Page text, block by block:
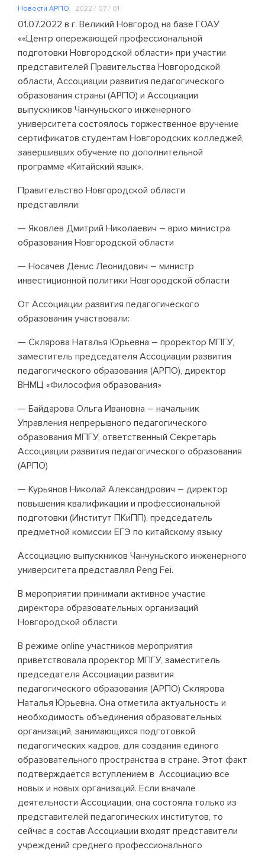
Новости АРПО 2022 / 07 / 01
01.07.2022 в г. Великий Новгород на базе ГОАУ
««Центр опережающей профессиональной
подготовки Новгородской области» при участии
представителей Правительства Новгородской
области, Ассоциации развития педагогического
образования страны (АРПО) и Ассоциации
выпускников Чанчуньского инженерного
университета состоялось торжественное вручение
сертификатов студентам Новгородских колледжей,
завершивших обучение по дополнительной
программе «Китайский язык».
Правительство Новгородской области
представляли:
— Яковлев Дмитрий Николаевич – врио министра
образования Новгородской области
— Носачев Денис Леонидович – министр
инвестиционной политики Новгородской области
От Ассоциации развития педагогического
образования участвовали:
— Склярова Наталья Юрьевна – проректор МПГУ,
заместитель председателя Ассоциации развития
педагогического образования (АРПО), директор
ВНМЦ «Философия образования»
— Байдарова Ольга Ивановна – начальник
Управления непрерывного педагогического
образования МПГУ, ответственный Секретарь
Ассоциации развития педагогического образования
(АРПО)
— Курьянов Николай Александрович – директор
повышения квалификации и профессиональной
подготовки (Институт ПКиПП), председатель
предметной комиссии ЕГЭ по китайскому языку
Ассоциацию выпускников Чанчуньского инженерного
университета представлял Peng Fei.
В мероприятии принимали активное участие
директора образовательных организаций
Новгородской области.
В режиме online участников мероприятия
приветствовала проректор МПГУ, заместитель
председателя Ассоциации развития
педагогического образования (АРПО) Склярова
Наталья Юрьевна. Она отметила актуальность и
необходимость объединения образовательных
организаций, занимающихся подготовкой
педагогических кадров, для создания единого
образовательного пространства в стране. Этот факт
подтверждается вступлением в Ассоциацию все
новых и новых организаций. Если вначале
деятельности Ассоциации, она состояла только из
представителей педагогических институтов, то
сейчас в состав Ассоциации входят представители
учреждений среднего профессионального